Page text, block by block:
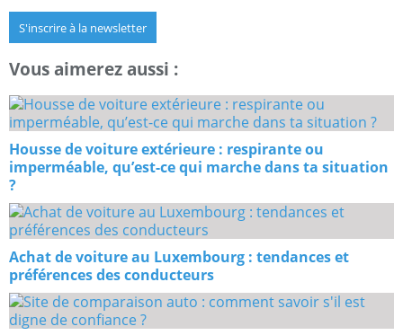
S'inscrire à la newsletter
Vous aimerez aussi :
Housse de voiture extérieure : respirante ou
imperméable, qu’est-ce qui marche dans ta situation
?
Achat de voiture au Luxembourg : tendances et
préférences des conducteurs